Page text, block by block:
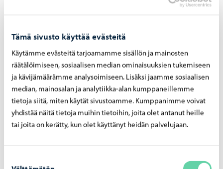
Tämä sivusto käyttää evästeitä
Käytämme evästeitä tarjoamamme sisällön ja mainosten
räätälöimiseen, sosiaalisen median ominaisuuksien tukemiseen
ja kävijämäärämme analysoimiseen. Lisäksi jaamme sosiaalisen
median, mainosalan ja analytiikka-alan kumppaneillemme
tietoja siitä, miten käytät sivustoamme. Kumppanimme voivat
yhdistää näitä tietoja muihin tietoihin, joita olet antanut heille
tai joita on kerätty, kun olet käyttänyt heidän palvelujaan.
Elintarvikehuoneistojen varautuminen
häiriö- ja erityistilanteisiin kartoitettu
Porvoossa
Ympäristöterveydenhuolto-1.6.2026
Yhteenveto Porvoon